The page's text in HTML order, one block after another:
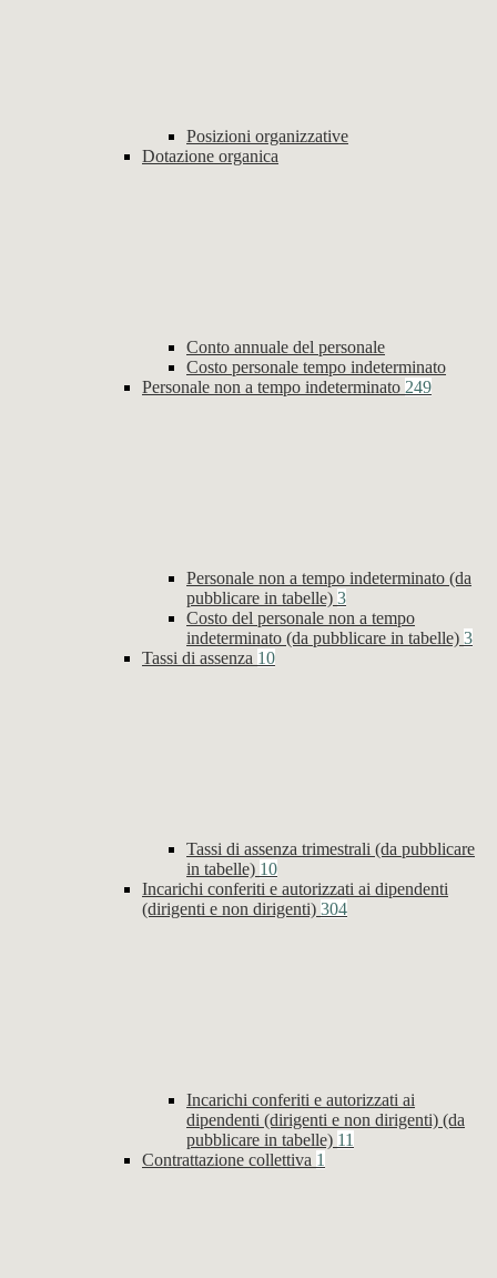
Posizioni organizzative
Dotazione organica
Conto annuale del personale
Costo personale tempo indeterminato
Personale non a tempo indeterminato 249
Personale non a tempo indeterminato (da
pubblicare in tabelle) 3
Costo del personale non a tempo
indeterminato (da pubblicare in tabelle) 3
Tassi di assenza 10
Tassi di assenza trimestrali (da pubblicare
in tabelle) 10
Incarichi conferiti e autorizzati ai dipendenti
(dirigenti e non dirigenti) 304
Incarichi conferiti e autorizzati ai
dipendenti (dirigenti e non dirigenti) (da
pubblicare in tabelle) 11
Contrattazione collettiva 1